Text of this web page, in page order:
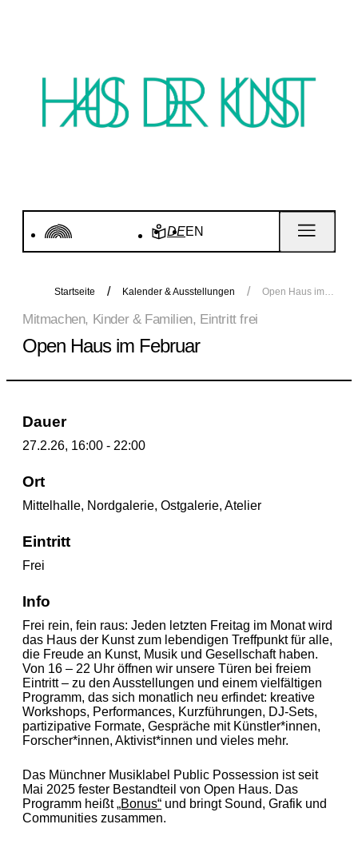
DEEN
Startseite Kalender & Ausstellungen Open Haus im Februar
Mitmachen, Kinder & Familien, Eintritt frei
Open Haus im Februar
Dauer
27.2.26, 16:00 - 22:00
Ort
Mittelhalle, Nordgalerie, Ostgalerie, Atelier
Eintritt
Frei
Info
Frei rein, fein raus: Jeden letzten Freitag im Monat wird
das Haus der Kunst zum lebendigen Treffpunkt für alle,
die Freude an Kunst, Musik und Gesellschaft haben.
Von 16 – 22 Uhr öffnen wir unsere Türen bei freiem
Eintritt – zu den Ausstellungen und einem vielfältigen
Programm, das sich monatlich neu erfindet: kreative
Workshops, Performances, Kurzführungen, DJ-Sets,
partizipative Formate, Gespräche mit Künstler*innen,
Forscher*innen, Aktivist*innen und vieles mehr.
Das Münchner Musiklabel Public Possession ist seit
Mai 2025 fester Bestandteil von Open Haus. Das
Programm heißt„Bonus“ und bringt Sound, Grafik und
Communities zusammen.